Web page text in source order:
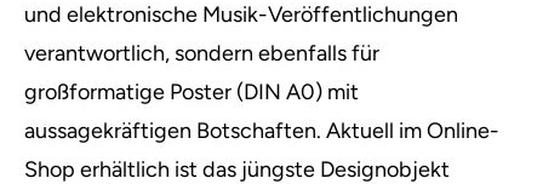
und elektronische Musik-Veröffentlichungen
verantwortlich, sondern ebenfalls für
großformatige Poster (DIN A0) mit
aussagekräftigen Botschaften. Aktuell im Online-
Shop erhältlich ist das jüngste Designobjekt